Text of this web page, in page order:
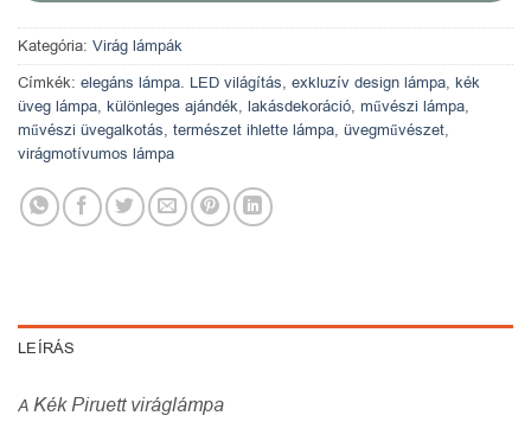
Kategória: Virág lámpák
Címkék: elegáns lámpa. LED világítás, exkluzív design lámpa, kék
üveg lámpa, különleges ajándék, lakásdekoráció, művészi lámpa,
művészi üvegalkotás, természet ihlette lámpa, üvegművészet,
virágmotívumos lámpa
LEÍRÁS
A Kék Piruett viráglámpa